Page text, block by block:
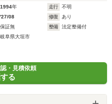
1994年 走行
不明
'27/08 修復
あり
保証無 整備
法定整備付
岐阜県大垣市
・見積依頼
る